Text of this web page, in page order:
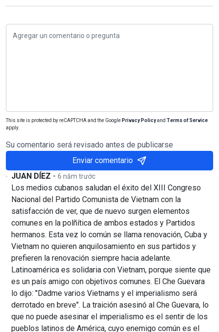
This site is protected by reCAPTCHA and the Google Privacy Policyand Terms of Service
apply.
Su comentario será revisado antes de publicarse
Enviar comentario
JUAN DÍEZ -6 năm trước
Los medios cubanos saludan el éxito del XIII Congreso
Nacional del Partido Comunista de Vietnam con la
satisfacción de ver, que de nuevo surgen elementos
comunes en la polñítica de ambos estados y Partidos
hermanos. Esta vez lo común se llama renovación, Cuba y
Vietnam no quieren anquilosamiento en sus partidos y
prefieren la renovación siempre hacia adelante.
Latinoamérica es solidaria con Vietnam, porque siente que
es un país amigo con objetivos comunes. El Che Guevara
lo dijo: "Dadme varios Vietnams y el imperialismo será
derrotado en breve". La traición asesinó al Che Guevara, lo
que no puede asesinar el imperialismo es el sentir de los
pueblos latinos de América, cuyo enemigo común es el